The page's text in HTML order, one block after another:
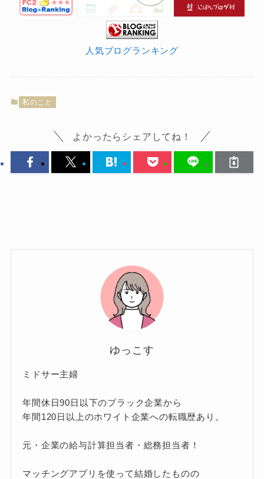
人気ブログランキング
私のこと
よかったらシェアしてね！
ゆっこす
ミドサー主婦
年間休日90日以下のブラック企業から
年間120日以上のホワイト企業への転職歴あり。
元・企業の給与計算担当者・総務担当者！
マッチングアプリを使って結婚したものの